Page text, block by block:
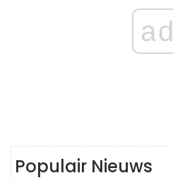
ad
Populair Nieuws